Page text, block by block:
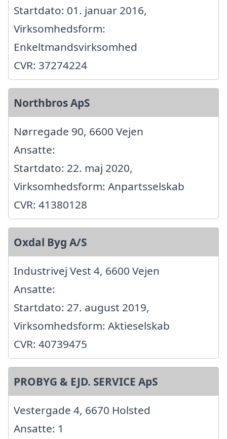
Startdato: 01. januar 2016,
Virksomhedsform:
Enkeltmandsvirksomhed
CVR: 37274224
Northbros ApS
Nørregade 90, 6600 Vejen
Ansatte:
Startdato: 22. maj 2020,
Virksomhedsform: Anpartsselskab
CVR: 41380128
Oxdal Byg A/S
Industrivej Vest 4, 6600 Vejen
Ansatte:
Startdato: 27. august 2019,
Virksomhedsform: Aktieselskab
CVR: 40739475
PROBYG & EJD. SERVICE ApS
Vestergade 4, 6670 Holsted
Ansatte: 1